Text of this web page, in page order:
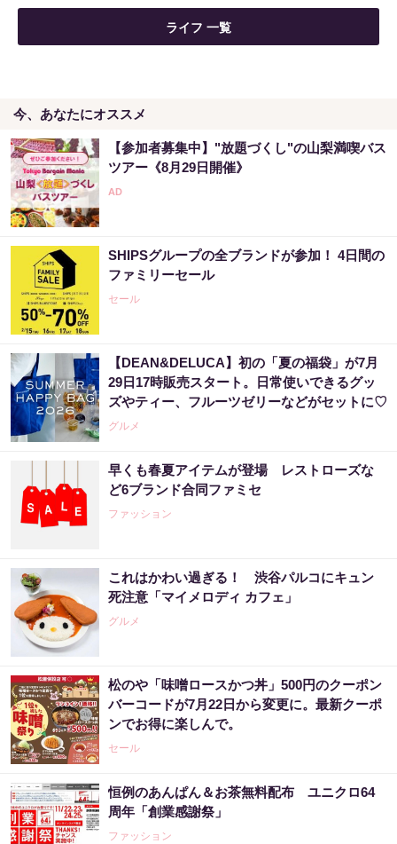
ライフ 一覧
今、あなたにオススメ
【参加者募集中】"放題づくし"の山梨満喫バス
ツアー《8月29日開催》
SHIPSグループの全ブランドが参加！ 4日間の
ファミリーセール
セール
【DEAN&DELUCA】初の「夏の福袋」が7月
29日17時販売スタート。日常使いできるグッ
ズやティー、フルーツゼリーなどがセットに♡
グルメ
早くも春夏アイテムが登場 レストローズな
ど6ブランド合同ファミセ
ファッション
これはかわい過ぎる！ 渋谷パルコにキュン
死注意「マイメロディ カフェ」
グルメ
松のや「味噌ロースかつ丼」500円のクーポン
バーコードが7月22日から変更に。最新クーポ
ンでお得に楽しんで。
セール
恒例のあんぱん＆お茶無料配布 ユニクロ64
周年「創業感謝祭」
ファッション